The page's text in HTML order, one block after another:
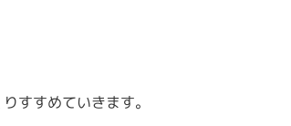
すすめていきます。